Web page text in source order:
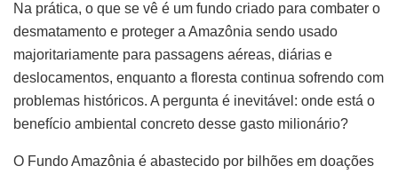
Na prática, o que se vê é um fundo criado para combater o
desmatamento e proteger a Amazônia sendo usado
majoritariamente para passagens aéreas, diárias e
deslocamentos, enquanto a floresta continua sofrendo com
problemas históricos. A pergunta é inevitável: onde está o
benefício ambiental concreto desse gasto milionário?
O Fundo Amazônia é abastecido por bilhões em doações